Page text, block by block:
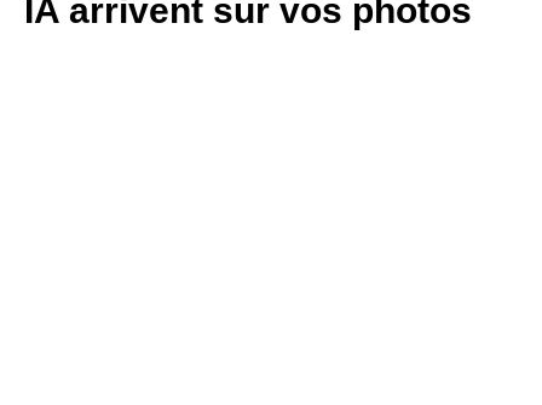
IA arrivent sur vos photos